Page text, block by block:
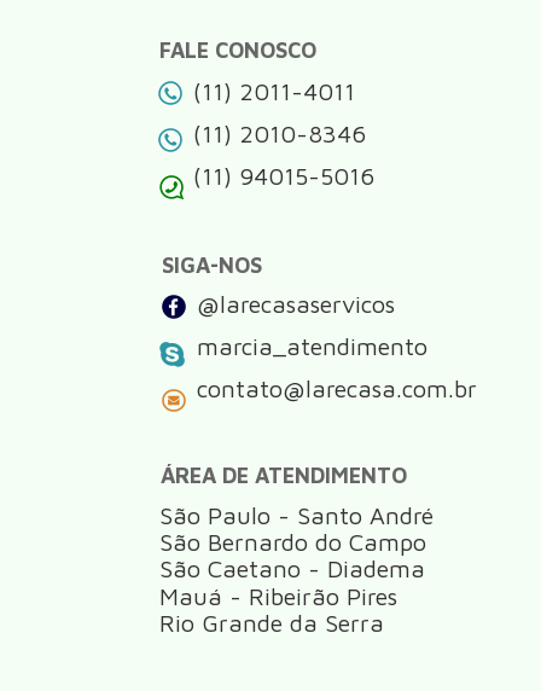
ÁREA DE ATENDIMENTO
(11) 2011-4011
(11) 2010-8346
(11) 94015-5016
FALE CONOSCO
@larecasaservicos
marcia_atendimento
contato@larecasa.com.br
SIGA-NOS
São Paulo - Santo André
São Bernardo do Campo
São Caetano - Diadema
Mauá - Ribeirão Pires
Rio Grande da Serra